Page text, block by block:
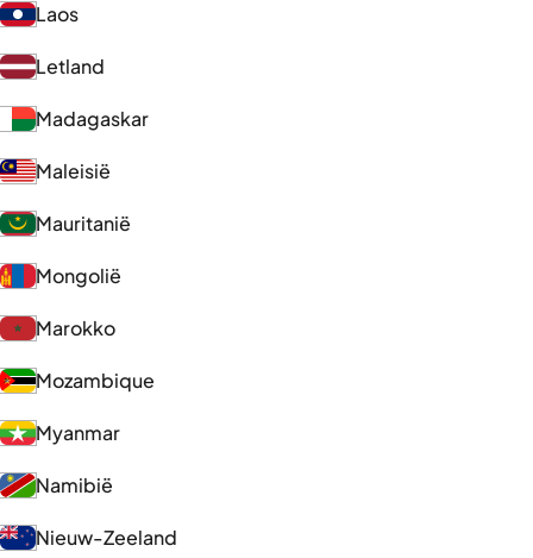
Laos
Letland
Madagaskar
Maleisië
Mauritanië
Mongolië
Marokko
Mozambique
Myanmar
Namibië
Nieuw-Zeeland